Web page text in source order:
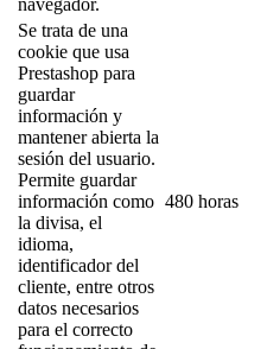
Se trata de una
cookie que usa
Prestashop para
guardar
información y
mantener abierta la
sesión del usuario.
Permite guardar
información como
la divisa, el
idioma,
identificador del
cliente, entre otros
datos necesarios
para el correcto
480 horas